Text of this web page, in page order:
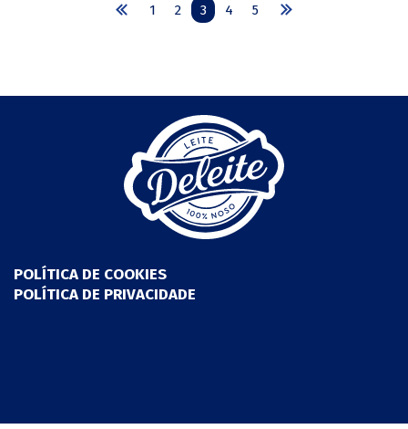
1 2 3 4 5
POLÍTICA DE COOKIES
POLÍTICA DE PRIVACIDADE